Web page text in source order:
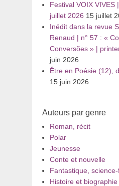
Festival VOIX VIVES
juillet 2026 15 juillet
Inédit dans la revue
Renaud | n° 57 : «
Conversões » |
juin 2026
Être en Poésie (12),
15 juin 2026
Auteurs par genre
Roman, récit
Polar
Jeunesse
Conte et nouvelle
Fantastique,
Histoire et biographie